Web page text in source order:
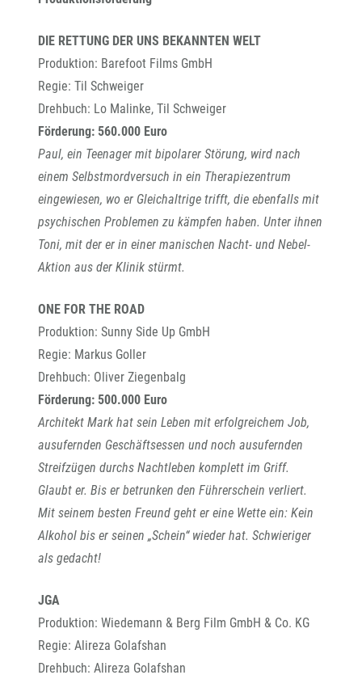
DIE RETTUNG DER UNS BEKANNTEN WELT
Produktion: Barefoot Films GmbH
Regie: Til Schweiger
Drehbuch: Lo Malinke, Til Schweiger
Förderung: 560.000 Euro
Paul, ein Teenager mit bipolarer Störung, wird nach
einem Selbstmordversuch in ein Therapiezentrum
eingewiesen, wo er Gleichaltrige trifft, die ebenfalls mit
psychischen Problemen zu kämpfen haben. Unter ihnen
Toni, mit der er in einer manischen Nacht- und Nebel-
Aktion aus der Klinik stürmt.
ONE FOR THE ROAD
Produktion: Sunny Side Up GmbH
Regie: Markus Goller
Drehbuch: Oliver Ziegenbalg
Förderung: 500.000 Euro
Architekt Mark hat sein Leben mit erfolgreichem Job,
ausufernden Geschäftsessen und noch ausufernden
Streifzügen durchs Nachtleben komplett im Griff.
Glaubt er. Bis er betrunken den Führerschein verliert.
Mit seinem besten Freund geht er eine Wette ein: Kein
Alkohol bis er seinen „Schein“ wieder hat. Schwieriger
als gedacht!
JGA
Produktion: Wiedemann & Berg Film GmbH & Co. KG
Regie: Alireza Golafshan
Drehbuch: Alireza Golafshan